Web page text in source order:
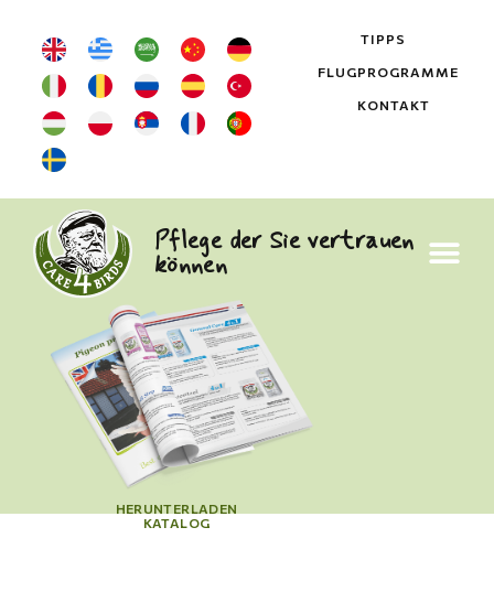
TIPPS
FLUGPROGRAMME
KONTAKT
Pflege der Sie vertrauen
können
HERUNTERLADEN
KATALOG